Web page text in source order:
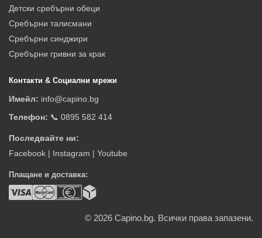
Детски сребърни обеци
Сребърни талисмани
Сребърни синджири
Сребърни гривни за крак
Контакти & Социални мрежи
Имейл: info@capino.bg
Телефон: 📞 0895 582 414
Последвайте ни:
Facebook | Instagram | Youtube
Плащане и доставка:
© 2026 Capino.bg. Всички права запазени.